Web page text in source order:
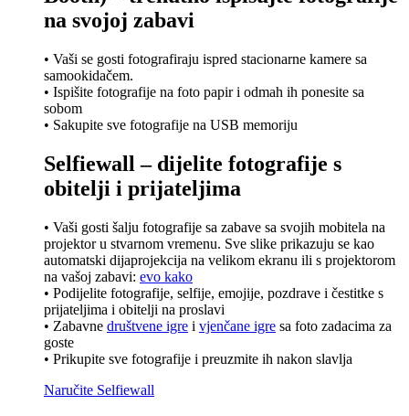
na svojoj zabavi
• Vaši se gosti fotografiraju ispred stacionarne kamere sa
samookidačem.
• Ispišite fotografije na foto papir i odmah ih ponesite sa
sobom
• Sakupite sve fotografije na USB memoriju
Selfiewall – dijelite fotografije s
obitelji i prijateljima
• Vaši gosti šalju fotografije sa zabave sa svojih mobitela na
projektor u stvarnom vremenu. Sve slike prikazuju se kao
automatski dijaprojekcija na velikom ekranu ili s projektorom
na vašoj zabavi: evo kako
• Podijelite fotografije, selfije, emojije, pozdrave i čestitke s
prijateljima i obitelji na proslavi
• Zabavne društvene igre i vjenčane igre sa foto zadacima za
goste
• Prikupite sve fotografije i preuzmite ih nakon slavlja
Naručite Selfiewall